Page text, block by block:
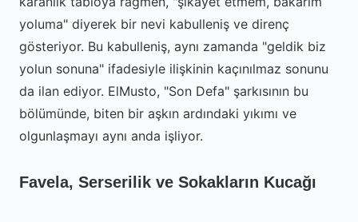
yoluma" diyerek bir nevi kabulleniş ve direnç
gösteriyor. Bu kabulleniş, aynı zamanda "geldik biz
yolun sonuna" ifadesiyle ilişkinin kaçınılmaz sonunu
da ilan ediyor. ElMusto, "Son Defa" şarkısının bu
bölümünde, biten bir aşkın ardındaki yıkımı ve
olgunlaşmayı aynı anda işliyor.
Favela, Serserilik ve Sokakların Kucağı